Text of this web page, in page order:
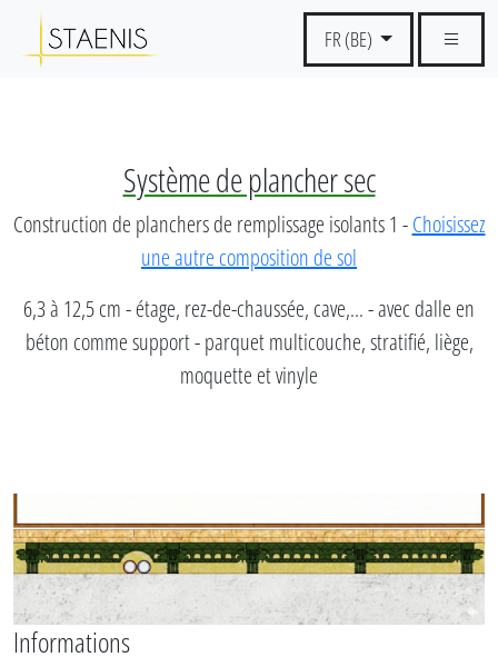
FR (BE)
Système de plancher sec
Construction de planchers de remplissage isolants 1 -Choisissez
une autre composition de sol
6,3 à 12,5 cm - étage, rez-de-chaussée, cave,... - avec dalle en
béton comme support - parquet multicouche, stratifié, liège,
moquette et vinyle
Informations